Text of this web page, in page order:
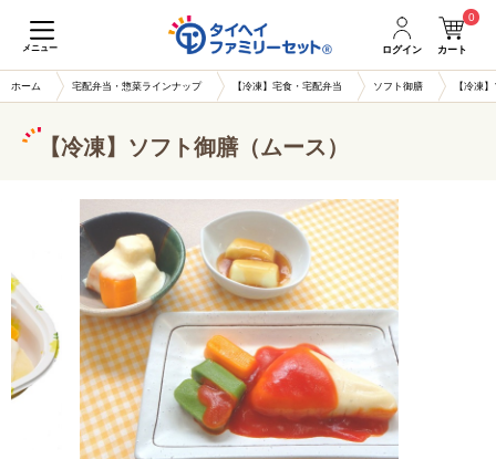
メニュー ログイン カート
0
ホーム 宅配弁当・惣菜ラインナップ 【冷凍】宅食・宅配弁当 ソフト御膳 【冷凍
【冷凍】ソフト御膳（ムース）